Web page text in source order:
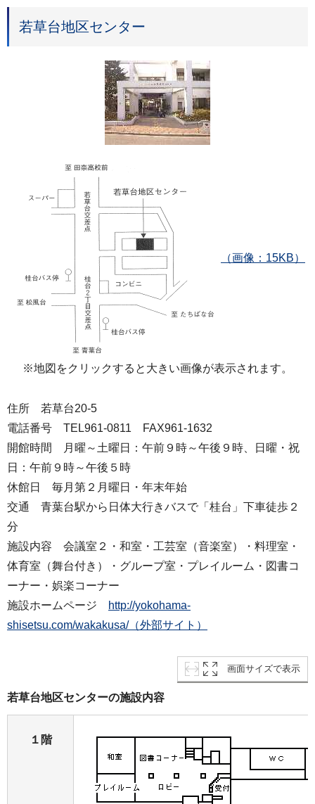
若草台地区センター
（画像：15KB）
※地図をクリックすると大きい画像が表示されます。
住所 若草台20-5
電話番号 TEL961-0811 FAX961-1632
開館時間 月曜～土曜日：午前９時～午後９時、日曜・祝
日：午前９時～午後５時
休館日 毎月第２月曜日・年末年始
交通 青葉台駅から日体大行きバスで「桂台」下車徒歩２
分
施設内容 会議室２・和室・工芸室（音楽室）・料理室・
体育室（舞台付き）・グループ室・プレイルーム・図書コ
ーナー・娯楽コーナー
施設ホームページ
http://yokohama-
shisetsu.com/wakakusa/（外部サイト）
画面サイズで表示
若草台地区センターの施設内容
１階